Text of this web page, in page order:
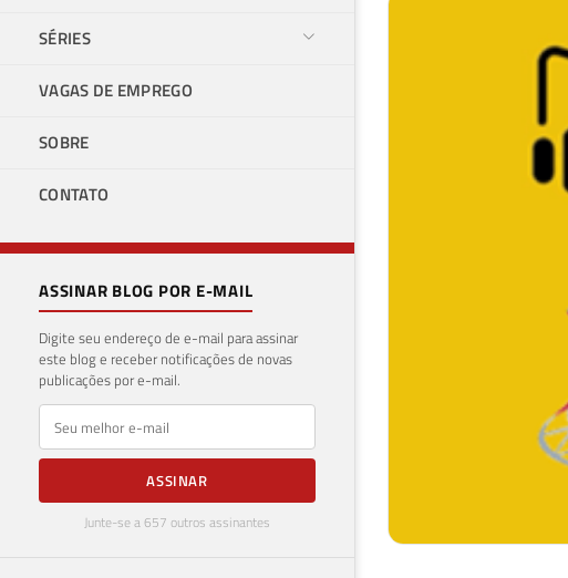
SÉRIES
VAGAS DE EMPREGO
SOBRE
CONTATO
ASSINAR BLOG POR E-MAIL
Digite seu endereço de e-mail para assinar
este blog e receber notificações de novas
publicações por e-mail.
E-mail
ASSINAR
Junte-se a 657 outros assinantes